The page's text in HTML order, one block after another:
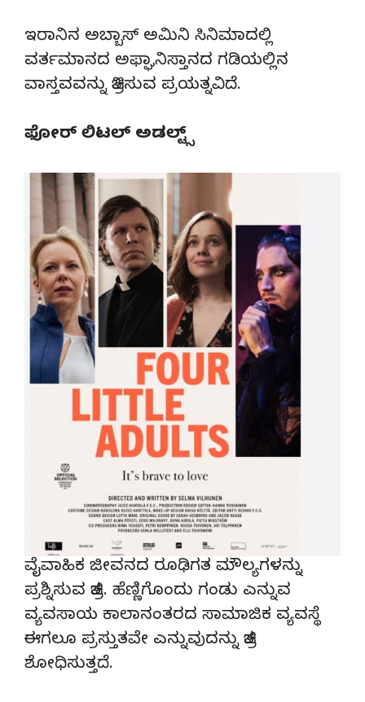
ಇರಾನಿನ ಅಬ್ಬಾಸ್ ಅಮಿನಿ ಸಿನಿಮಾದಲ್ಲಿ
ವರ್ತಮಾನದ ಅಫ್ಘಾನಿಸ್ತಾನದ ಗಡಿಯಲ್ಲಿನ
ವಾಸ್ತವವನ್ನು ಚಿತ್ರಿಸುವ ಪ್ರಯತ್ನವಿದೆ.
ಫೋರ್ ಲಿಟಲ್ ಅಡಲ್ಟ್ಸ್
ವೈವಾಹಿಕ ಜೀವನದ ರೂಢಿಗತ ಮೌಲ್ಯಗಳನ್ನು
ಪ್ರಶ್ನಿಸುವ ಚಿತ್ರ. ಹೆಣ್ಣಿಗೊಂದು ಗಂಡು ಎನ್ನುವ
ವ್ಯವಸಾಯ ಕಾಲಾನಂತರದ ಸಾಮಾಜಿಕ‌ ವ್ಯವಸ್ಥೆ
ಈಗಲೂ ಪ್ರಸ್ತುತವೇ ಎನ್ನುವುದನ್ನು ಚಿತ್ರ
ಶೋಧಿಸುತ್ತದೆ.